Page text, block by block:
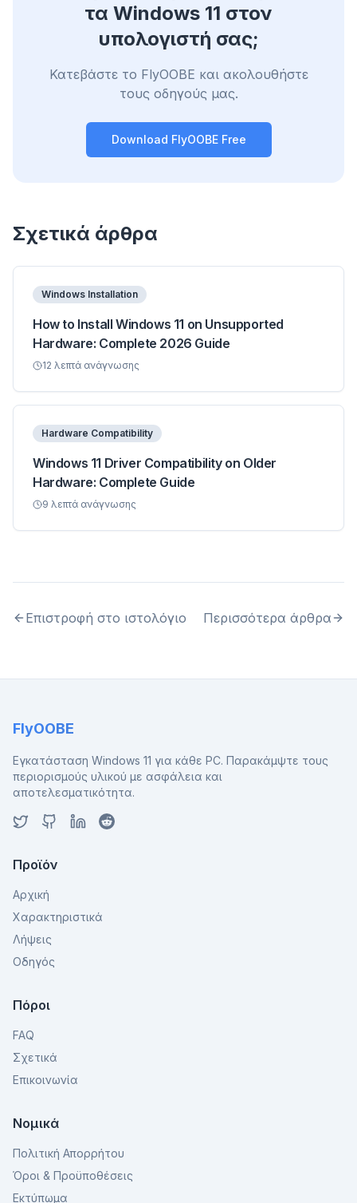
τα Windows 11 στον
υπολογιστή σας;
Κατεβάστε το FlyOOBE και ακολουθήστε
τους οδηγούς μας.
Download FlyOOBE Free
Σχετικά άρθρα
Windows Installation
How to Install Windows 11 on Unsupported
Hardware: Complete 2026 Guide
12 λεπτά ανάγνωσης
Hardware Compatibility
Windows 11 Driver Compatibility on Older
Hardware: Complete Guide
9 λεπτά ανάγνωσης
Επιστροφή στο ιστολόγιο Περισσότερα άρθρα
FlyOOBE
Εγκατάσταση Windows 11 για κάθε PC. Παρακάμψτε τους
περιορισμούς υλικού με ασφάλεια και
αποτελεσματικότητα.
Προϊόν
Αρχική
Χαρακτηριστικά
Λήψεις
Οδηγός
Πόροι
FAQ
Σχετικά
Επικοινωνία
Νομικά
Πολιτική Απορρήτου
Όροι & Προϋποθέσεις
Εκτύπωμα